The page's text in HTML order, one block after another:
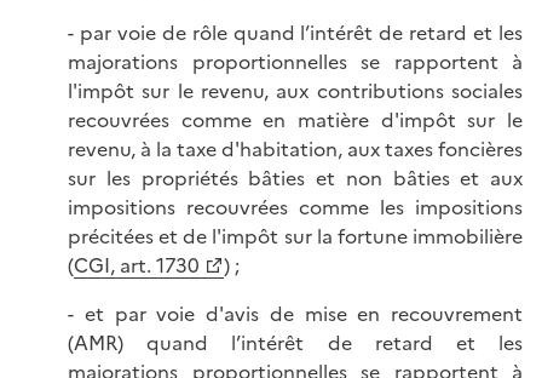
- par voie de rôle quand l’intérêt de retard et les
majorations proportionnelles se rapportent à
l'impôt sur le revenu, aux contributions sociales
recouvrées comme en matière d'impôt sur le
revenu, à la taxe d'habitation, aux taxes foncières
sur les propriétés bâties et non bâties et aux
impositions recouvrées comme les impositions
précitées et de l'impôt sur la fortune immobilière
(CGI, art. 1730
) ;
- et par voie d'avis de mise en recouvrement
(AMR) quand l’intérêt de retard et les
majorations proportionnelles se rapportent à